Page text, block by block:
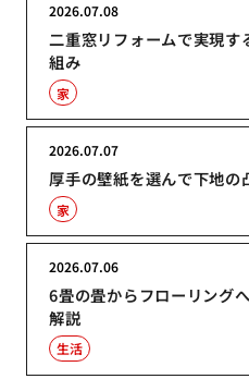
二重窓リフォームで実現
組み
2026.07.08
家
厚手の壁紙を選んで下地の
2026.07.07
家
6畳の畳からフローリング
解説
2026.07.06
生活